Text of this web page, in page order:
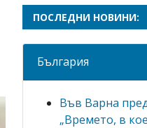
ПОСЛЕДНИ НОВИНИ:
България
Във Варна
„Времето, в